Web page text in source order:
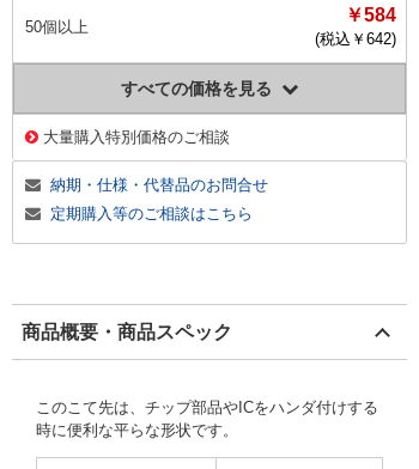
50個以上
￥584
(税込￥ 642)
すべての価格を見る
大量購入特別価格のご相談
納期・仕様・代替品のお問合せ
定期購入等のご相談はこちら
商品概要・商品スペック
このこて先は、チップ部品やICをハンダ付けする
時に便利な平らな形状です。